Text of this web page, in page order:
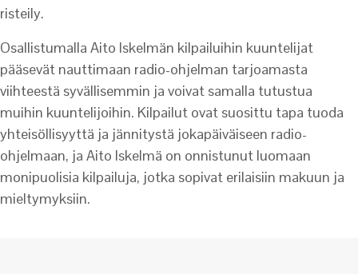
risteily.
Osallistumalla Aito Iskelmän kilpailuihin kuuntelijat
pääsevät nauttimaan radio-ohjelman tarjoamasta
viihteestä syvällisemmin ja voivat samalla tutustua
muihin kuuntelijoihin. Kilpailut ovat suosittu tapa tuoda
yhteisöllisyyttä ja jännitystä jokapäiväiseen radio-
ohjelmaan, ja Aito Iskelmä on onnistunut luomaan
monipuolisia kilpailuja, jotka sopivat erilaisiin makuun ja
mieltymyksiin.